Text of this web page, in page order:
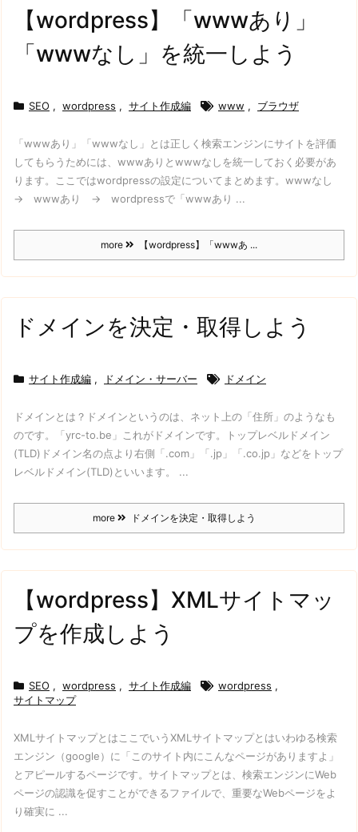
【wordpress】「wwwあり」
「wwwなし」を統一しよう
SEO , wordpress , サイト作成編 www , ブラウザ
「wwwあり」「wwwなし」とは正しく検索エンジンにサイトを評価
してもらうためには、wwwありとwwwなしを統一しておく必要があ
ります。
ここではwordpressの設定についてまとめます。 wwwなし
→ wwwあり → wordpressで「wwwあり ...
more 【wordpress】「wwwあ ...
ドメインを決定・取得しよう
サイト作成編 , ドメイン・サーバー ドメイン
ドメインとは？ ドメインというのは、ネット上の「住所」のようなも
のです。
「yrc-to.be」これがドメインです。
トップレベルドメイン
(TLD) ドメイン名の点より右側 「.com」「.jp」「.co.jp」 などをトップ
レベルドメイン(TLD)といいます。 ...
more ドメインを決定・取得しよう
【wordpress】XMLサイトマッ
プを作成しよう
SEO , wordpress , サイト作成編 wordpress ,
サイトマップ
XMLサイトマップとは ここでいうXMLサイトマップとはいわゆる検索
エンジン（google）に 「このサイト内にこんなページがありますよ」
とアピールするページです。 サイトマップとは、検索エンジンにWeb
ページの認識を促すことができるファイルで、重要なWebページをよ
り確実に ...